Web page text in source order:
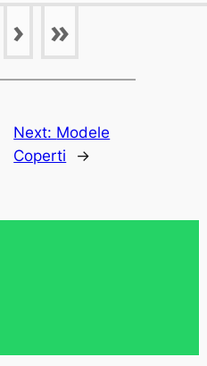
› »
Next: Modele
Coperti
→